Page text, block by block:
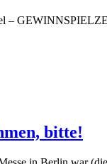
–
bitte!